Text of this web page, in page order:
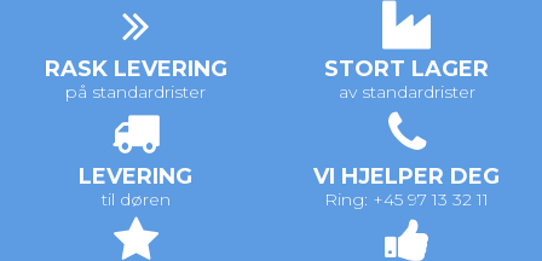
RASK LEVERING
på standardrister
STORT LAGER
av standardrister
LEVERING
til døren
VI HJELPER DEG
Ring: +45 97 13 32 11